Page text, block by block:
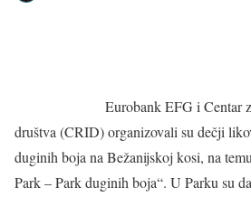
Eurobank EFG i Centar
društva (CRID) organizovali su dečji
duginih boja na Bežanijskoj kosi, na
Park – Park duginih boja“. U Parku su